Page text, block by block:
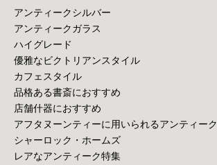
アンティークシルバー
アンティークガラス
ハイグレード
優雅なビクトリアンスタイル
カフェスタイル
品格ある書斎におすすめ
店舗什器におすすめ
アフタヌーンティーに用いられるアンティーク
シャーロック・ホームズ
レアなアンティーク特集